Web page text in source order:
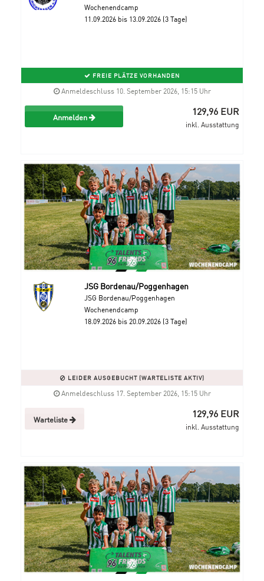
Wochenendcamp
11.09.2026 bis 13.09.2026 (3 Tage)
FREIE PLÄTZE VORHANDEN
Anmeldeschluss 10. September 2026, 15:15 Uhr
Anmelden 129,96 EUR
inkl. Ausstattung
JSG Bordenau/Poggenhagen
JSG Bordenau/Poggenhagen
Wochenendcamp
18.09.2026 bis 20.09.2026 (3 Tage)
LEIDER AUSGEBUCHT (WARTELISTE AKTIV)
Anmeldeschluss 17. September 2026, 15:15 Uhr
Warteliste 129,96 EUR
inkl. Ausstattung